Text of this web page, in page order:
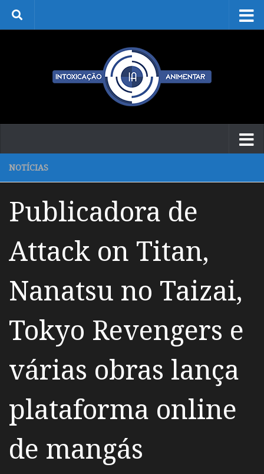
Skip to content
NOTÍCIAS
Publicadora de
Attack on Titan,
Nanatsu no Taizai,
Tokyo Revengers e
várias obras lança
plataforma online
de mangás